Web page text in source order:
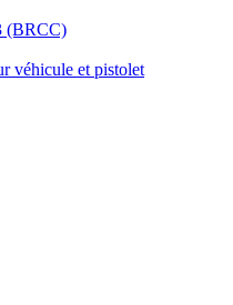
(BRCC)
véhicule et pistolet